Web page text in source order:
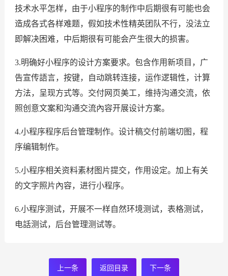
技术水平怎样，由于小程序的制作中后期很有可能也会
造成各式各样难题，假如技术性精英团队不行，没法立
即解决困难，中后期很有可能会产生很大的损害。
3.明确好小程序的设计方案要求。包含作用新项目，广
告宣传語言，按键，自动跳转连接，运作逻辑性，计算
方法，呈现方式等。交付网页美工，维持沟通交流，依
照创意文案和沟通交流內容开展设计方案。
4.小程序程序后台管理制作。设计稿交付前端切图，程
序编辑制作。
5.小程序相关资料素材图片提交，作用设定。加上有关
的文字照片內容，进行小程序。
6.小程序测试，开展不一样自然环境测试，表格测试，
电話测试，后台管理测试等。
上一条 返回目录 下一条